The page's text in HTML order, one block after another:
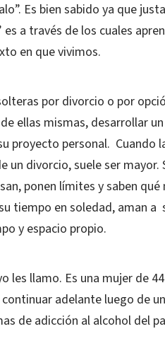
Es bien sabido ya que
a través de los cuales
en que vivimos.
por divorcio o por
ellas mismas, desarrollar
proyecto personal. Cuando
un divorcio, suele ser mayor.
ponen límites y saben qué
tiempo en soledad, aman a
y espacio propio.
les llamo. Es una mujer de
adelante luego de un
de adicción al alcohol del